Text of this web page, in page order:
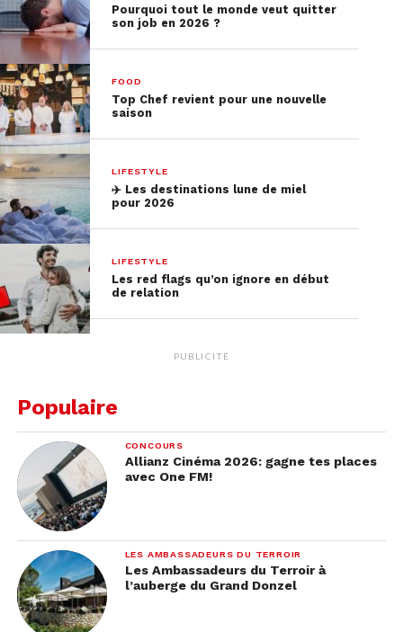
Pourquoi tout le monde veut quitter
son job en 2026 ?
FOOD
Top Chef revient pour une nouvelle
saison
LIFESTYLE
✈️​ Les destinations lune de miel
pour 2026
LIFESTYLE
Les red flags qu’on ignore en début
de relation
PUBLICITÉ
Populaire
CONCOURS
Allianz Cinéma 2026: gagne tes places
avec One FM!
LES AMBASSADEURS DU TERROIR
Les Ambassadeurs du Terroir à
l’auberge du Grand Donzel